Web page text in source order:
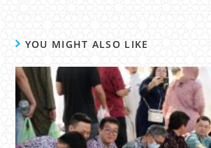
YOU MIGHT ALSO LIKE